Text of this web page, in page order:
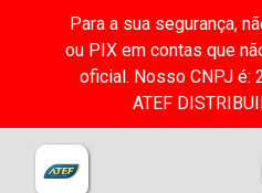
Para a sua segurança,
ou PIX em contas que
oficial. Nosso CNPJ é:
ATEF